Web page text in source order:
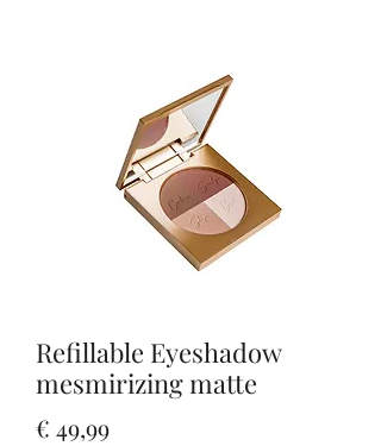
Refillable Eyeshadow
mesmirizing matte
€ 49,99Prijs